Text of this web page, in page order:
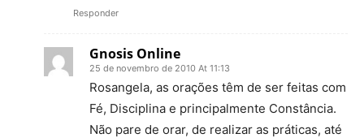
Responder
Gnosis Online
25 de novembro de 2010 At 11:13
Rosangela, as orações têm de ser feitas com
Fé, Disciplina e principalmente Constância.
Não pare de orar, de realizar as práticas, até